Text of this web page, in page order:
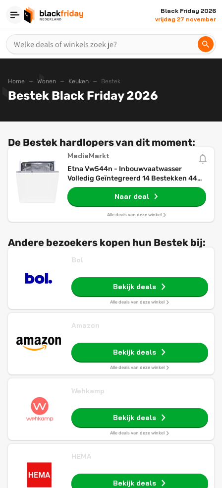
Black Friday 2026
vrijdag 27 november
Home Wonen Keuken Bestek
Bestek Black Friday 2026
De Bestek hardlopers van dit moment:
MediaMarkt
Etna Vw544n - Inbouwvaatwasser
Volledig Geïntegreerd 14 Bestekken 44
Db(a) Vaatwasser
Naar deal
Alle deals van deze winkel
Andere bezoekers kopen hun Bestek bij:
Bol
Bekijk deals
Alle deals van deze winkel
Amazon
Bekijk deals
Alle deals van deze winkel
Wehkamp
Bekijk deals
Alle deals van deze winkel
HEMA
Bekijk deals